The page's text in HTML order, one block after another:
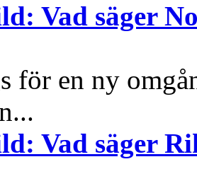
Vad säger
för en ny
Vad säger